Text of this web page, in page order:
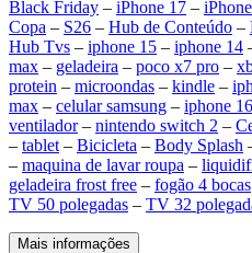
Black Friday – iPhone 17 –
Copa – S26 – Hub de Conteúdo –
Hub Tvs – iphone 15 – iphone 14
max – geladeira – poco x7 pro –
protein – microondas – kindle –
max – celular samsung – iphone
ventilador– nintendo switch 2 –
– tablet – Bicicleta – Body Splash
– maquina de lavar roupa –
geladeira frost free – fogão 4 bocas
TV 50 polegadas – TV 32
Mais informações